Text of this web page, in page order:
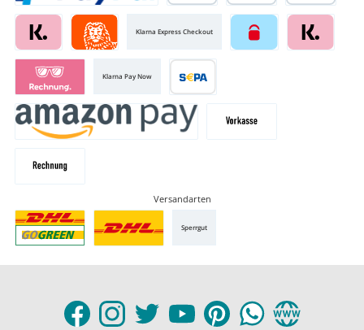
Klarna Express Checkout
Klarna Pay Now
Versandarten
Sperrgut